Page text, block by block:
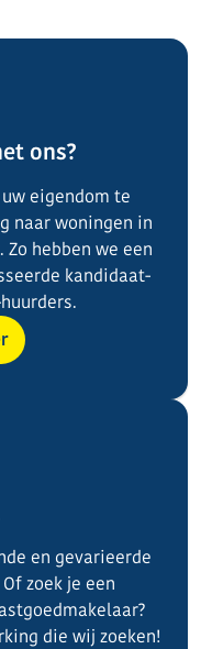
ons?
eigendom te
naar woningen in
Zo hebben we een
kandidaat-
en gevarieerde
zoek je een
die wij zoeken!